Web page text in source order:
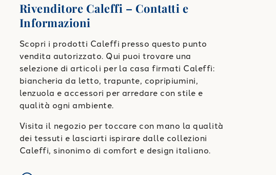
Rivenditore Caleffi – Contatti e
Informazioni
Scopri i prodotti Caleffi presso questo punto
vendita autorizzato. Qui puoi trovare una
selezione di articoli per la casa firmati Caleffi:
biancheria da letto, trapunte, copripiumini,
lenzuola e accessori per arredare con stile e
qualità ogni ambiente.
Visita il negozio per toccare con mano la qualità
dei tessuti e lasciarti ispirare dalle collezioni
Caleffi, sinonimo di comfort e design italiano.